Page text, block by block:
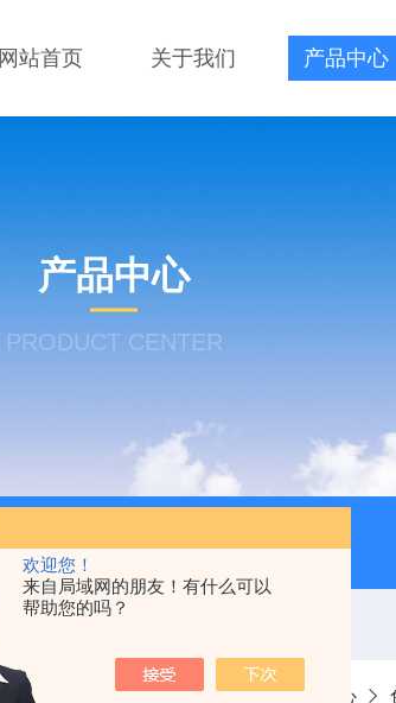
欢迎您！
来自局域网的朋友！有什么可以
帮助您的吗？
网站首页 关于我们 产品中心
产品中心
PRODUCT CENTER
当前位置：首页 产品中心